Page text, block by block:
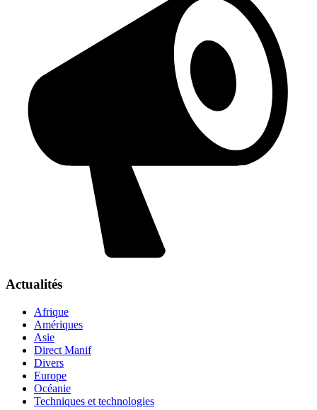
Actualités
Afrique
Amériques
Asie
Direct Manif
Divers
Europe
Océanie
Techniques et technologies